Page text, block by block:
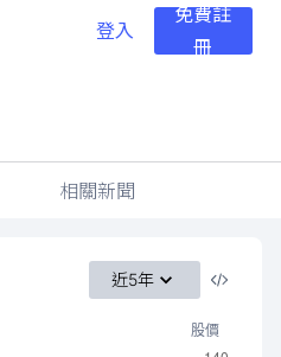
登入
免費註
冊
相關新聞
近5年